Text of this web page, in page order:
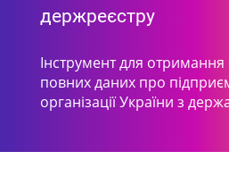
держреєстру
Інструмент для
повних даних про
організації України з